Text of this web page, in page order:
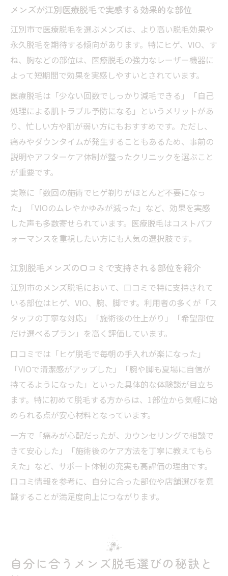
ツ
メンズが江別医療脱毛で実感する効果的な部位
江別市で医療脱毛を選ぶメンズは、より高い脱毛効果や
永久脱毛を期待する傾向があります。特にヒゲ、VIO、す
ね、胸などの部位は、医療脱毛の強力なレーザー機器に
よって短期間で効果を実感しやすいとされています。
医療脱毛は「少ない回数でしっかり減毛できる」「自己
処理による肌トラブル予防になる」というメリットがあ
り、忙しい方や肌が弱い方にもおすすめです。ただし、
痛みやダウンタイムが発生することもあるため、事前の
説明やアフターケア体制が整ったクリニックを選ぶこと
が重要です。
実際に「数回の施術でヒゲ剃りがほとんど不要になっ
た」「VIOのムレやかゆみが減った」など、効果を実感
した声も多数寄せられています。医療脱毛はコストパフ
ォーマンスを重視したい方にも人気の選択肢です。
江別脱毛メンズの口コミで支持される部位を紹介
江別市のメンズ脱毛において、口コミで特に支持されて
いる部位はヒゲ、VIO、腕、脚です。利用者の多くが「ス
タッフの丁寧な対応」「施術後の仕上がり」「希望部位
だけ選べるプラン」を高く評価しています。
口コミでは「ヒゲ脱毛で毎朝の手入れが楽になった」
「VIOで清潔感がアップした」「腕や脚も夏場に自信が
持てるようになった」といった具体的な体験談が目立ち
ます。特に初めて脱毛する方からは、1部位から気軽に始
められる点が安心材料となっています。
一方で「痛みが心配だったが、カウンセリングで相談で
きて安心した」「施術後のケア方法を丁寧に教えてもら
えた」など、サポート体制の充実も高評価の理由です。
口コミ情報を参考に、自分に合った部位や店舗選びを意
識することが満足度向上につながります。
自分に合うメンズ脱毛選びの秘訣と